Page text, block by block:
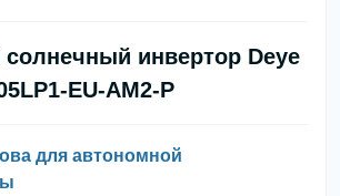
инвертор Deye
EU-AM2-P
для автономной